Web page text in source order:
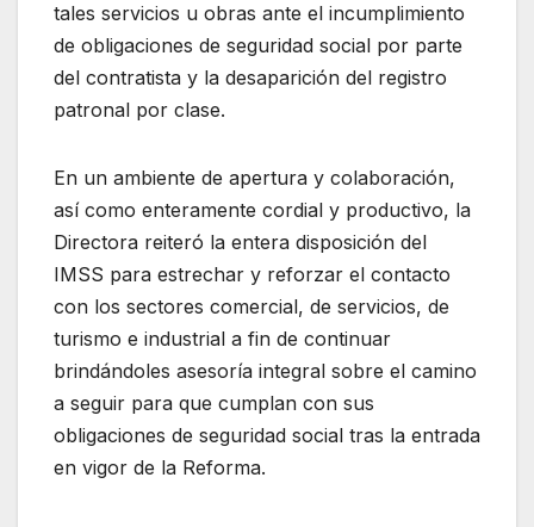
tales servicios u obras ante el incumplimiento
de obligaciones de seguridad social por parte
del contratista y la desaparición del registro
patronal por clase.
En un ambiente de apertura y colaboración,
así como enteramente cordial y productivo, la
Directora reiteró la entera disposición del
IMSS para estrechar y reforzar el contacto
con los sectores comercial, de servicios, de
turismo e industrial a fin de continuar
brindándoles asesoría integral sobre el camino
a seguir para que cumplan con sus
obligaciones de seguridad social tras la entrada
en vigor de la Reforma.